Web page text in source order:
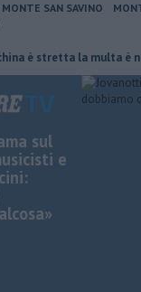
MONTE SAN SAVINO
la multa è nulla
sul
e